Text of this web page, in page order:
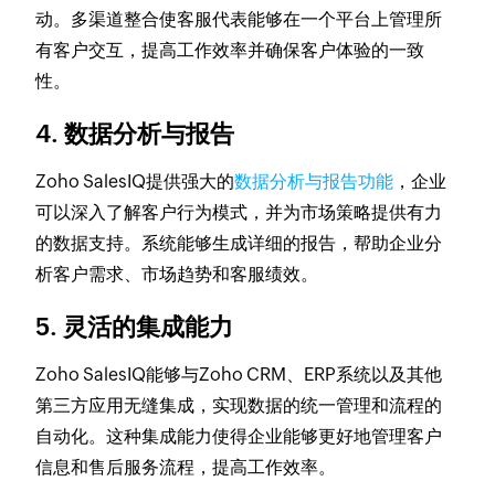
动。多渠道整合使客服代表能够在一个平台上管理所
有客户交互，提高工作效率并确保客户体验的一致
性。
4. 数据分析与报告
Zoho SalesIQ提供强大的数据分析与报告功能 ，企业
可以深入了解客户行为模式，并为市场策略提供有力
的数据支持。系统能够生成详细的报告，帮助企业分
析客户需求、市场趋势和客服绩效。
5. 灵活的集成能力
Zoho SalesIQ能够与Zoho CRM、ERP系统以及其他
第三方应用无缝集成，实现数据的统一管理和流程的
自动化。这种集成能力使得企业能够更好地管理客户
信息和售后服务流程，提高工作效率。